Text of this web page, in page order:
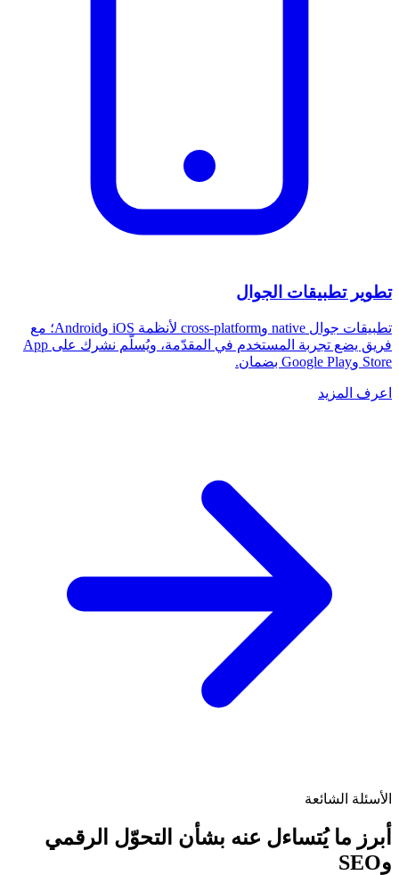
تطوير تطبيقات الجوال
تطبيقات جوال native وcross-platform لأنظمة iOS وAndroid؛ مع
فريق يضع تجربة المستخدم في المقدّمة، ويُسلّم نشرك على App
Store وGoogle Play بضمان.
اعرف المزيد
الأسئلة الشائعة
أبرز ما يُتساءل عنه بشأن التحوّل الرقمي
وSEO